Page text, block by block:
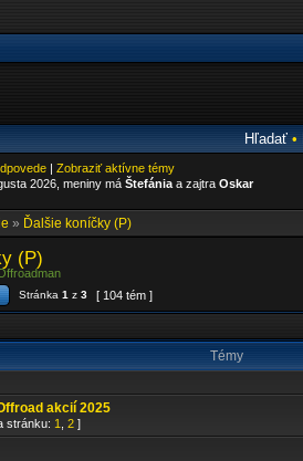
Hľadať•
| Zobraziť aktívne témy
2026, meniny má Štefániaa zajtra Oskar
» Ďalšie koníčky (P)
(P)
Stránka 1 z 3 [ 104 tém ]
Témy
akcií 2025
stránku: 1 2]